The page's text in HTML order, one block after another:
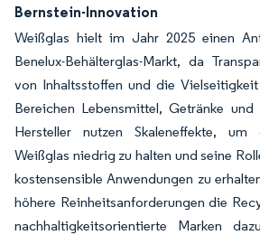
Bernstein-Innovation
Weißglas hielt im Jahr 2025 einen
Benelux-Behälterglas-Markt, da
von Inhaltsstoffen und die
Bereichen Lebensmittel, Getränke
Hersteller nutzen Skaleneffekte,
Weißglas niedrig zu halten und seine
kostensensible Anwendungen zu
höhere Reinheitsanforderungen die
nachhaltigkeitsorientierte Marken